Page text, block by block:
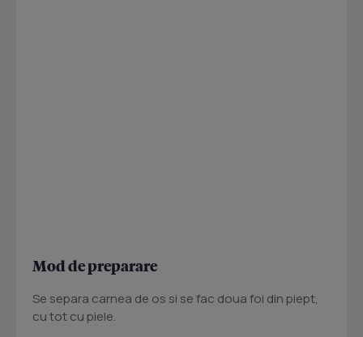
Mod de preparare
Se separa carnea de os si se fac doua foi din piept,
cu tot cu piele.